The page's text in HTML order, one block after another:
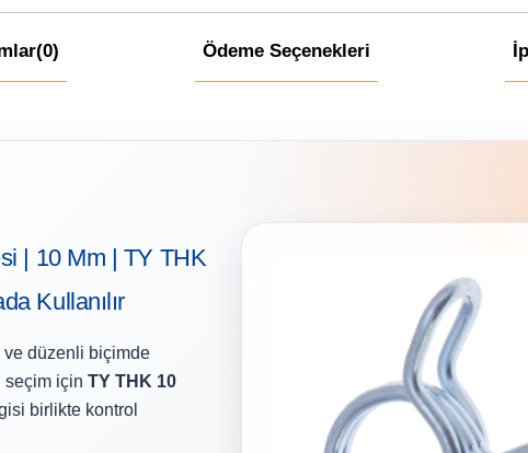
(0) Ödeme Seçenekleri
| 10 Mm | TY THK
Kullanılır
ve düzenli biçimde
seçim için TY THK 10
birlikte kontrol